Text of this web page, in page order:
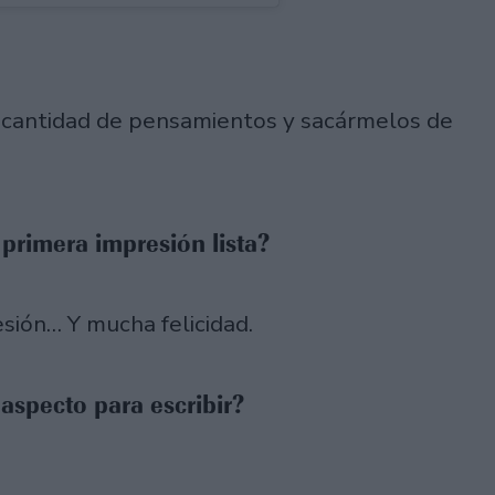
de pensamientos y sacármelos de
impresión lista?
Y mucha felicidad.
para escribir?